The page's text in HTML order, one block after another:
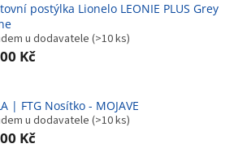
postýlka Lionelo LEONIE PLUS Grey
u dodavatele(>10 ks)
Kč
| FTG Nosítko - MOJAVE
u dodavatele(>10 ks)
Kč